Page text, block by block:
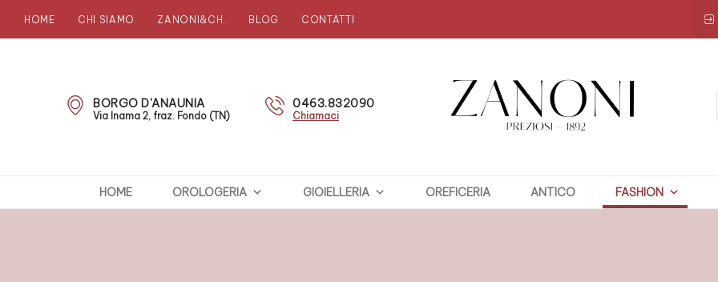
HOME CHI SIAMO ZANONI&CH. BLOG CONTATTI
BORGO D'ANAUNIA
Via Inama 2, fraz. Fondo (TN)
0463.832090
Chiamaci
PREZIOSI
HOME OROLOGERIA GIOIELLERIA OREFICERIA ANTICO FASHION